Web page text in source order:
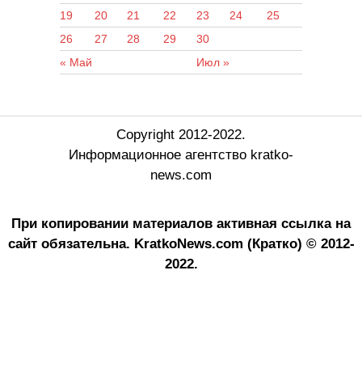
« Май Июл »
19
20 21 22 23 24
25
26
27 28 29 30
Copyright 2012-2022.
Информационное агентство kratko-
news.com
При копировании материалов активная ссылка на
сайт обязательна. KratkoNews.com (Кратко) © 2012-
2022.